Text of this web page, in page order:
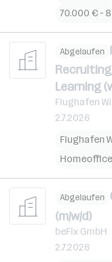
70.000 € –
Abgelaufen
Learning
Flughafen
2.7.2026
Flughafen
Homeoffice
Abgelaufen
(m/w/d)
beFix GmbH
2.7.2026